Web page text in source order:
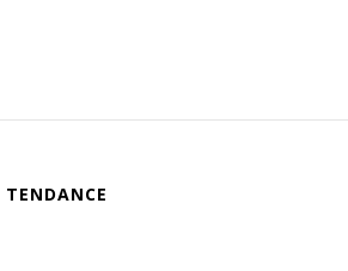
TENDANCE